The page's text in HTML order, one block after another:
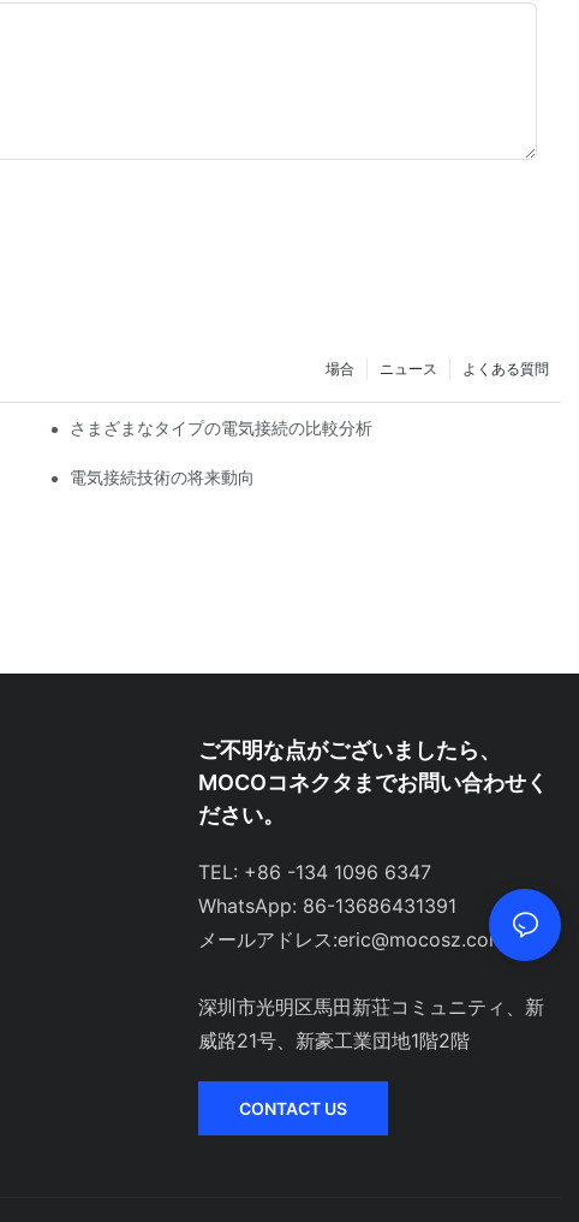
よくある質問
ニュース
場合
さまざまなタイプの電気接続の比較分析
電気接続技術の将来動向
ご不明な点がございましたら、
MOCOコネクタまでお問い合わせく
ださい。
TEL: +86 -134 1096 6347
WhatsApp: 86-13686431391
メールアドレス:eric@mocosz.com
深圳市光明区馬田新荘コミュニティ、新
威路21号、新豪工業団地1階2階
CONTACT US